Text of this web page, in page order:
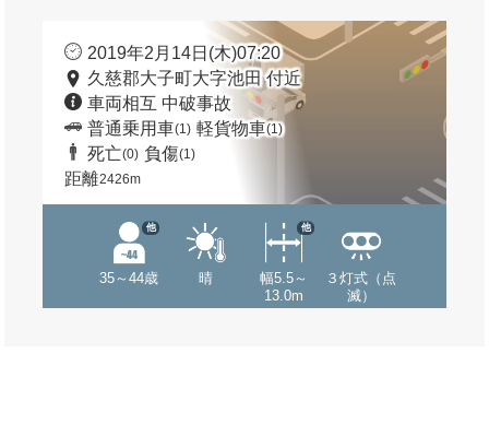
2019年2月14日(木)07:20
久慈郡大子町大字池田 付近
車両相互 中破事故
普通乗用車(1) 軽貨物車(1)
死亡(0) 負傷(1)
距離2426m
35～44歳
他
晴
幅5.5～
13.0m
他
３灯式（点
滅）